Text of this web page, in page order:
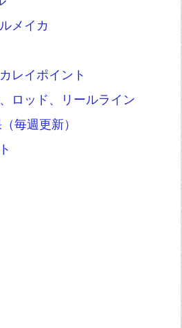
メイカ
レイポイント
ロッド、リールライン
毎週更新）